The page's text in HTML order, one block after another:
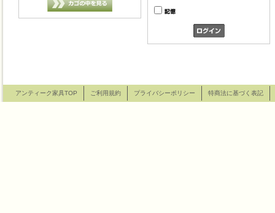
アンティーク家具TOP ご利用規約 プライバシーポリシー 特商法に基づく表記